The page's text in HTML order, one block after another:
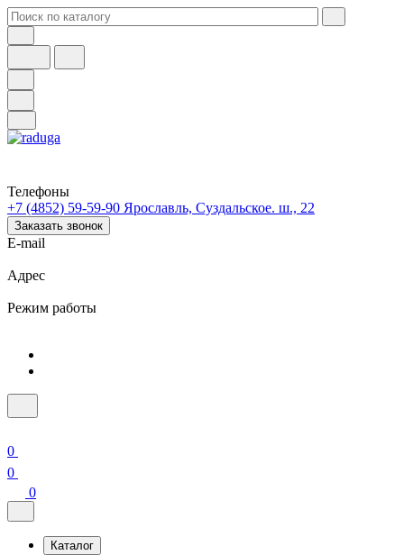
Телефоны
+7 (4852) 59-59-90 Ярославль, Суздальское. ш., 22
Заказать звонок
E-mail
Адрес
Режим работы
0
0
0
Каталог